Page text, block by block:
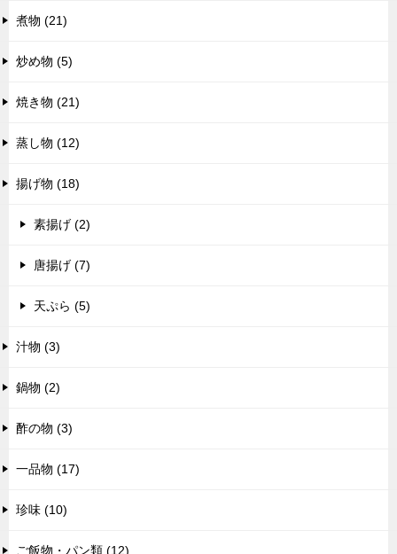
煮物 (21)
炒め物 (5)
焼き物 (21)
蒸し物 (12)
揚げ物 (18)
素揚げ (2)
唐揚げ (7)
天ぷら (5)
汁物 (3)
鍋物 (2)
酢の物 (3)
一品物 (17)
珍味 (10)
ご飯物・パン類 (12)